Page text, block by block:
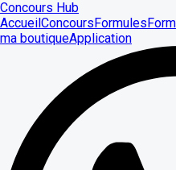
Concours Hub
AccueilConcoursFormules
ma boutiqueApplication